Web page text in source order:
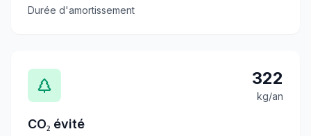
Durée d'amortissement
322
kg/an
CO₂ évité